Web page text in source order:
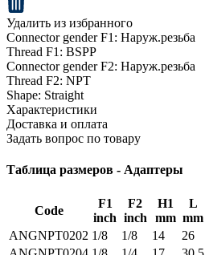
Удалить из избранного
Connector gender F1: Наруж.резьба
Thread F1: BSPP
Connector gender F2: Наруж.резьба
Thread F2: NPT
Shape: Straight
Характеристики
Доставка и оплата
Задать вопрос по товару
Таблица размеров - Адаптеры
Code
F1
inch
F2
inch
H1
mm
L
mm
ANGNPT0202 1/8 1/8 14 26